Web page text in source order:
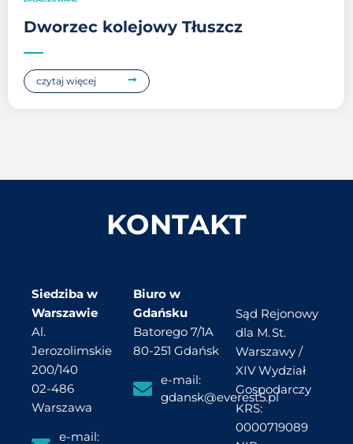
Dworzec kolejowy Tłuszcz
czytaj więcej
KONTAKT
Siedziba w
Warszawie
Al.
Jerozolimskie
200/140
02-486
Warszawa
e-mail:
Biuro w
Gdańsku
Batorego 7/1A
80-251 Gdańsk
e-mail:
gdansk@everest5.pl
Sąd Rejonowy
dla M. St.
Warszawy /
XIV Wydział
Gospodarczy
KRS:
0000719089